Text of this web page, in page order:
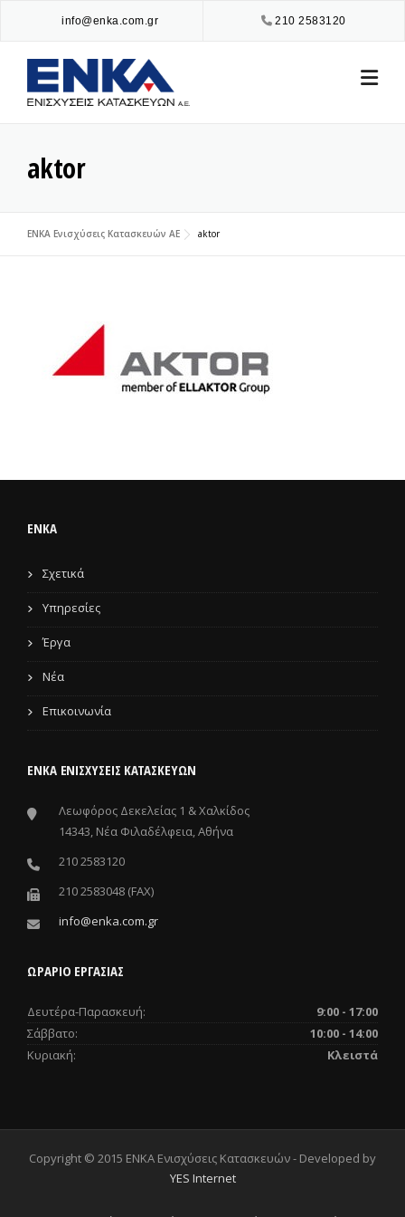
content
210 2583120
info@enka.com.gr
aktor
ENKA Ενισχύσεις Κατασκευών ΑΕ aktor
ENKA
Σχετικά
Υπηρεσίες
Έργα
Νέα
Επικοινωνία
ΕΝΚΑ ΕΝΙΣΧΎΣΕΙΣ ΚΑΤΑΣΚΕΥΏΝ
Λεωφόρος Δεκελείας 1 & Χαλκίδος
14343, Νέα Φιλαδέλφεια, Αθήνα
210 2583120
210 2583048 (FAX)
info@enka.com.gr
ΩΡΑΡΙΟ ΕΡΓΑΣΙΑΣ
Δευτέρα-Παρασκευή:
9:00 - 17:00
Σάββατο:
10:00 - 14:00
Κυριακή:
Κλειστά
Copyright © 2015 ENKA Ενισχύσεις Κατασκευών - Developed by
YES Internet